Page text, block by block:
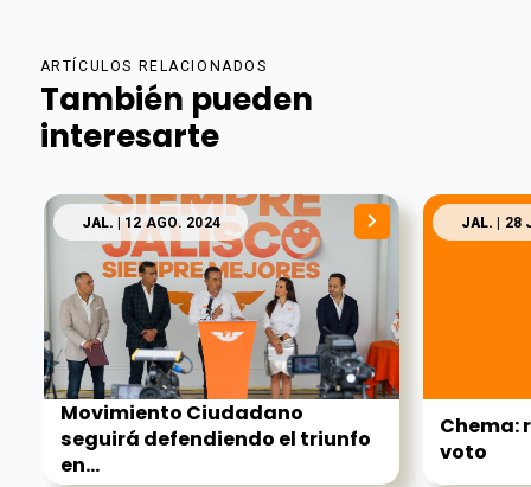
ARTÍCULOS RELACIONADOS
También pueden
interesarte
JAL. | 12 AGO. 2024
Movimiento Ciudadano
seguirá defendiendo el triunfo
en...
JAL. | 28
Chema:
voto